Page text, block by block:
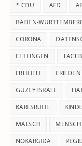
* CDU AFD
BADEN-
CORONA
ETTLINGEN
FREIHEIT FRIEDEN
GÜZEY ISRAEL
KARLSRUHE
MALSCH
NOKARGIDA